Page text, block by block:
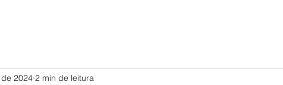
2024 2 min de leitura